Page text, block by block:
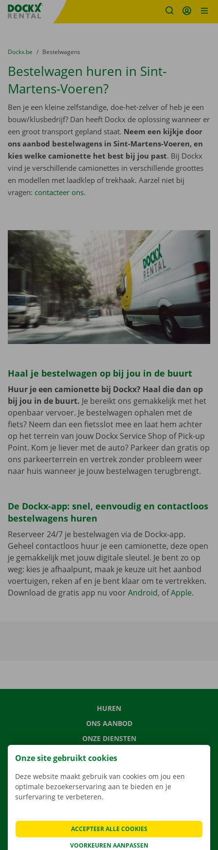
Fratello DEMO
U bevindt zich hier:
van
Dockx.be naar
Bestelwagens
Bestelwagen huren in Sint-
Martens-Voeren?
Ben je een kleine zelfstandige, doe-het-zelver of heb je een
bouw/klusbedrijf? Dan heeft Dockx de oplossing wanneer er
een groot transport gepland staat. Neem een kijkje door
ons aanbod bestelwagens in Sint-Martens-Voeren, en
kies welke camionette het best bij jou past. Bij Dockx
vind je verschillende camionettes in verschillende groottes
en modellen met laadklep of trekhaak. Aarzel niet bij
vragen: contacteer ons.
Haal je bestelwagen op bij jou in de buurt
Huur je een camionette bij Dockx? Haal die dan op
bij jou in de buurt. Je bereikt ons gemakkelijk met het
openbaar vervoer. Je bestelwagen ophalen met de
fiets? Neem dan een fietsslot mee en laat hem achter
op het terrein van jouw Dockx Service Shop of Pick-up
Point. Kom je liever met de auto? Parkeer dan gratis op
ons parkeerterrein en vertrek zonder probleem weer
naar huis wanneer je jouw bestelwagen terugbrengt.
De Dockx-app: snel, eenvoudig en contactloos
bestelwagens huren
Reserveer 24/7 je bestelwagen via de Dockx-app.
Geheel contactloos huur je een camionette, deze open
je gemakkelijk met jouw digitale sleutel. Je bent zo op
weg: kies je afhaalpunt, maak je keuze uit het aanbod
voertuigen, reken af en je bent klaar om te vertrekken.
Download de gratis app nu voorAndroid, ofApple.
HUREN
ONS AANBOD
ONZE DIENSTEN
LOCATIES
VERHUISOPLOSSINGEN
CONTACTEER ONS
VEELGESTELDE VRAGEN
Onze site gebruikt cookies
Deze website maakt gebruik van cookies om jou een
optimale bezoekerservaring aan te bieden en je
surfervaring te verbeteren.
VOORKEUREN AANPASSEN
ACCEPTEER ALLE COOKIES